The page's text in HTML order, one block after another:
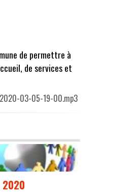
de permettre à
de services et
2020-03-05-19-00.mp3
2020